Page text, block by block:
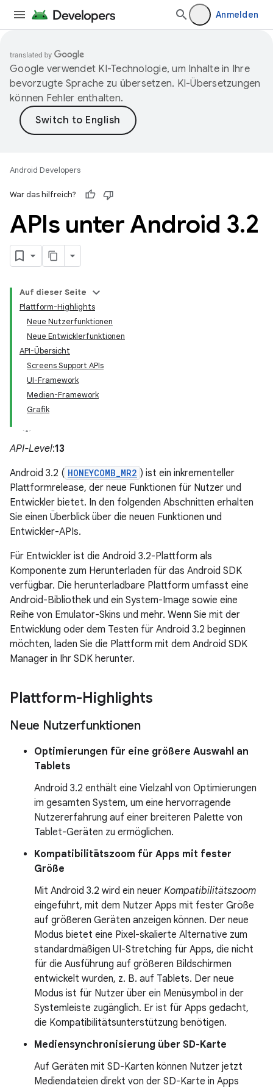
Anmelden
Google verwendet KI-Technologie, um Inhalte in Ihre
bevorzugte Sprache zu übersetzen. KI-Übersetzungen
können Fehler enthalten.
Android Developers
War das hilfreich?
APIs unter Android 3.2
Auf dieser Seite
Plattform-Highlights
Neue Nutzerfunktionen
Neue Entwicklerfunktionen
API-Übersicht
Screens Support APIs
UI-Framework
Medien-Framework
Grafik
API-Level:13
Android 3.2 ( HONEYCOMB_MR2 ) ist ein inkrementeller
Plattformrelease, der neue Funktionen für Nutzer und
Entwickler bietet. In den folgenden Abschnitten erhalten
Sie einen Überblick über die neuen Funktionen und
Entwickler-APIs.
Für Entwickler ist die Android 3.2-Plattform als
Komponente zum Herunterladen für das Android SDK
verfügbar. Die herunterladbare Plattform umfasst eine
Android-Bibliothek und ein System-Image sowie eine
Reihe von Emulator-Skins und mehr. Wenn Sie mit der
Entwicklung oder dem Testen für Android 3.2 beginnen
möchten, laden Sie die Plattform mit dem Android SDK
Manager in Ihr SDK herunter.
Plattform-Highlights
Neue Nutzerfunktionen
Optimierungen für eine größere Auswahl an
Tablets
Android 3.2 enthält eine Vielzahl von Optimierungen
im gesamten System, um eine hervorragende
Nutzererfahrung auf einer breiteren Palette von
Tablet-Geräten zu ermöglichen.
Kompatibilitätszoom für Apps mit fester
Größe
Mit Android 3.2 wird ein neuer Kompatibilitätszoom
eingeführt, mit dem Nutzer Apps mit fester Größe
auf größeren Geräten anzeigen können. Der neue
Modus bietet eine Pixel-skalierte Alternative zum
standardmäßigen UI-Stretching für Apps, die nicht
für die Ausführung auf größeren Bildschirmen
entwickelt wurden, z. B. auf Tablets. Der neue
Modus ist für Nutzer über ein Menüsymbol in der
Systemleiste zugänglich. Er ist für Apps gedacht,
die Kompatibilitätsunterstützung benötigen.
Mediensynchronisierung über SD-Karte
Auf Geräten mit SD-Karten können Nutzer jetzt
Mediendateien direkt von der SD-Karte in Apps